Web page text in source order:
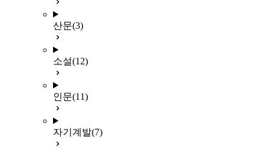
산문(3)
소설(12)
인문(11)
자기계발(7)